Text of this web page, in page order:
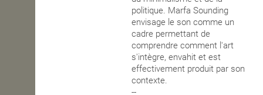
politique. Marfa Sounding
envisage le son comme un
cadre permettant de
comprendre comment l'art
s'intègre, envahit et est
effectivement produit par son
contexte.
--